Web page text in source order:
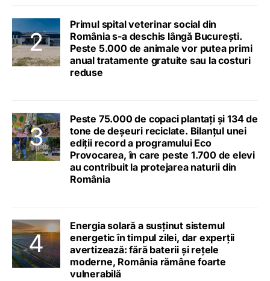
Primul spital veterinar social din
România s-a deschis lângă București.
Peste 5.000 de animale vor putea primi
anual tratamente gratuite sau la costuri
reduse
Peste 75.000 de copaci plantați și 134 de
tone de deșeuri reciclate. Bilanțul unei
ediții record a programului Eco
Provocarea, în care peste 1.700 de elevi
au contribuit la protejarea naturii din
România
Energia solară a susținut sistemul
energetic în timpul zilei, dar experții
avertizează: fără baterii și rețele
moderne, România rămâne foarte
vulnerabilă